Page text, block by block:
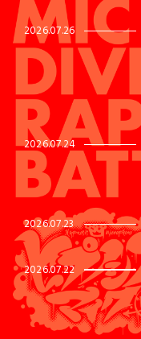
2026.07.26
2026.07.24
2026.07.23
2026.07.22